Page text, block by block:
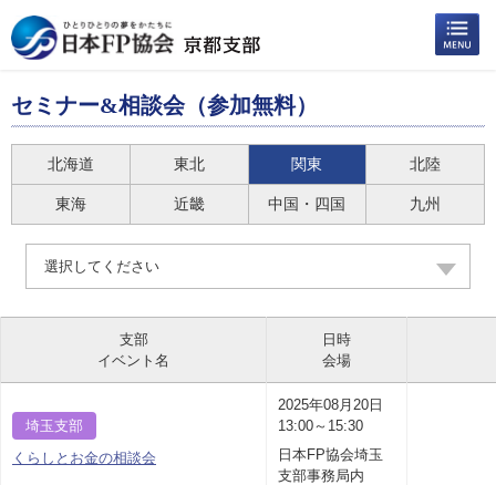
セミナー&相談会（参加無料）
北海道 東北 関東 北陸
東海 近畿 中国・四国 九州
選択してください
支部
イベント名
日時
会場
埼玉支部
くらしとお金の相談会
2025年08月20日
13:00～15:30
日本FP協会埼玉
支部事務局内